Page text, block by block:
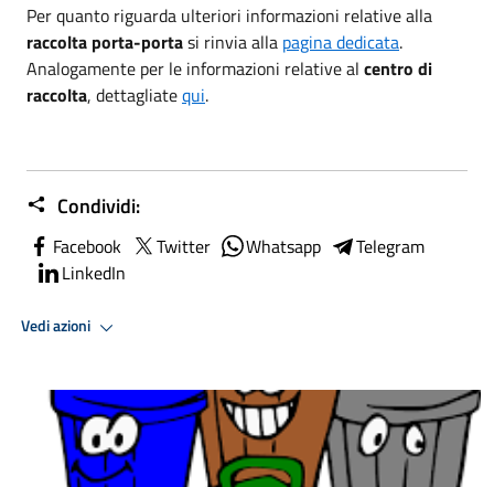
Per quanto riguarda ulteriori informazioni relative alla
raccolta porta-portasi rinvia alla pagina dedicata.
Analogamente per le informazioni relative al centro di
raccolta, dettagliatequi.
Condividi:
Facebook Twitter Whatsapp
Telegram
LinkedIn
Vedi azioni